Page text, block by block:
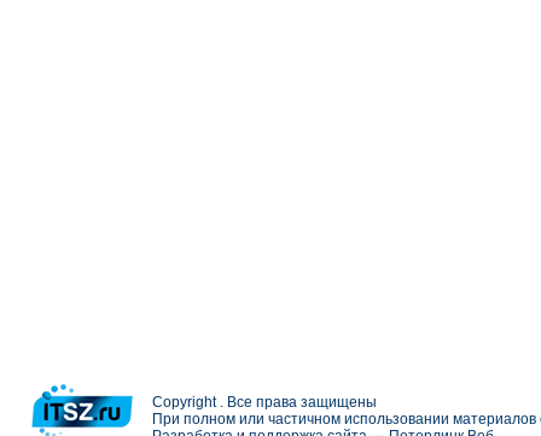
Copyright . Все права защищены
При полном или частичном использовании